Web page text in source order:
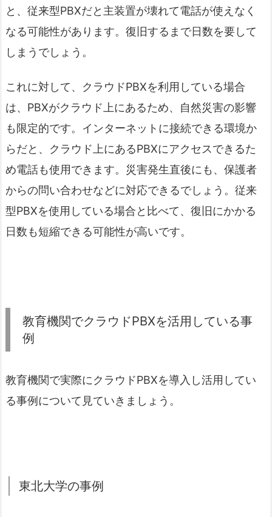
と、従来型PBXだと主装置が壊れて電話が使えなく
なる可能性があります。復旧するまで日数を要して
しまうでしょう。
これに対して、クラウドPBXを利用している場合
は、PBXがクラウド上にあるため、自然災害の影響
も限定的です。インターネットに接続できる環境か
らだと、クラウド上にあるPBXにアクセスできるた
め電話も使用できます。災害発生直後にも、保護者
からの問い合わせなどに対応できるでしょう。従来
型PBXを使用している場合と比べて、復旧にかかる
日数も短縮できる可能性が高いです。
教育機関でクラウドPBXを活用している事
例
教育機関で実際にクラウドPBXを導入し活用してい
る事例について見ていきましょう。
東北大学の事例